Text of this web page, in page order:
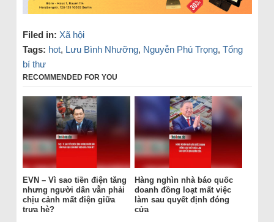
Filed in: Xã hội
Tags: hot, Lưu Bình Nhưỡng, Nguyễn Phú Trọng, Tổng
bí thư
RECOMMENDED FOR YOU
EVN – Vì sao tiền điện tăng
nhưng người dân vẫn phải
chịu cảnh mất điện giữa
trưa hè?
Hàng nghìn nhà báo quốc
doanh đồng loạt mất việc
làm sau quyết định đóng
cửa